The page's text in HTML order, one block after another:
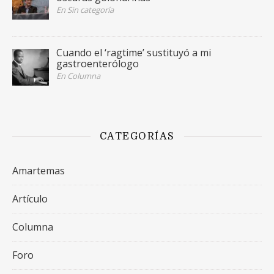
En Sin categoría
Cuando el ‘ragtime’ sustituyó a mi
gastroenterólogo
En Columna
CATEGORÍAS
Amartemas
Artículo
Columna
Foro